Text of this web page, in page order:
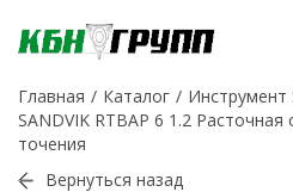
Главная Каталог
Инструмент
SANDVIK RTBAP 6 1.2
точения
Вернуться назад